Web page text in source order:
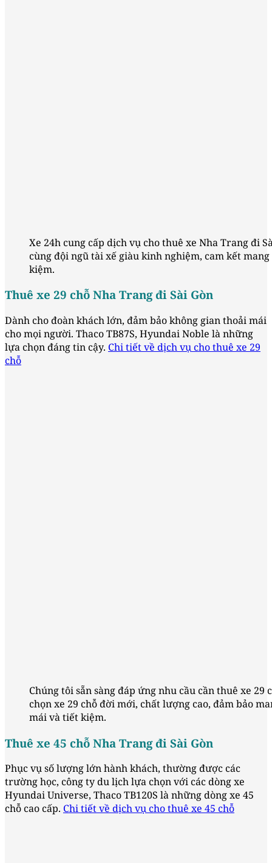
Xe 24h cung cấp dịch vụ cho thuê xe Nha Trang đi
cùng đội ngũ tài xế giàu kinh nghiệm, cam kết
kiệm.
Thuê xe 29 chỗ Nha Trang đi Sài Gòn
Dành cho đoàn khách lớn, đảm bảo không gian thoải mái
cho mọi người. Thaco TB87S, Hyundai Noble là những
lựa chọn đáng tin cậy. Chi tiết về dịch vụ cho thuê xe 29
chỗ
Chúng tôi sẵn sàng đáp ứng nhu cầu cần thuê xe
chọn xe 29 chỗ đời mới, chất lượng cao, đảm bảo
mái và tiết kiệm.
Thuê xe 45 chỗ Nha Trang đi Sài Gòn
Phục vụ số lượng lớn hành khách, thường được các
trường học, công ty du lịch lựa chọn với các dòng xe
Hyundai Universe, Thaco TB120S là những dòng xe 45
chỗ cao cấp. Chi tiết về dịch vụ cho thuê xe 45 chỗ